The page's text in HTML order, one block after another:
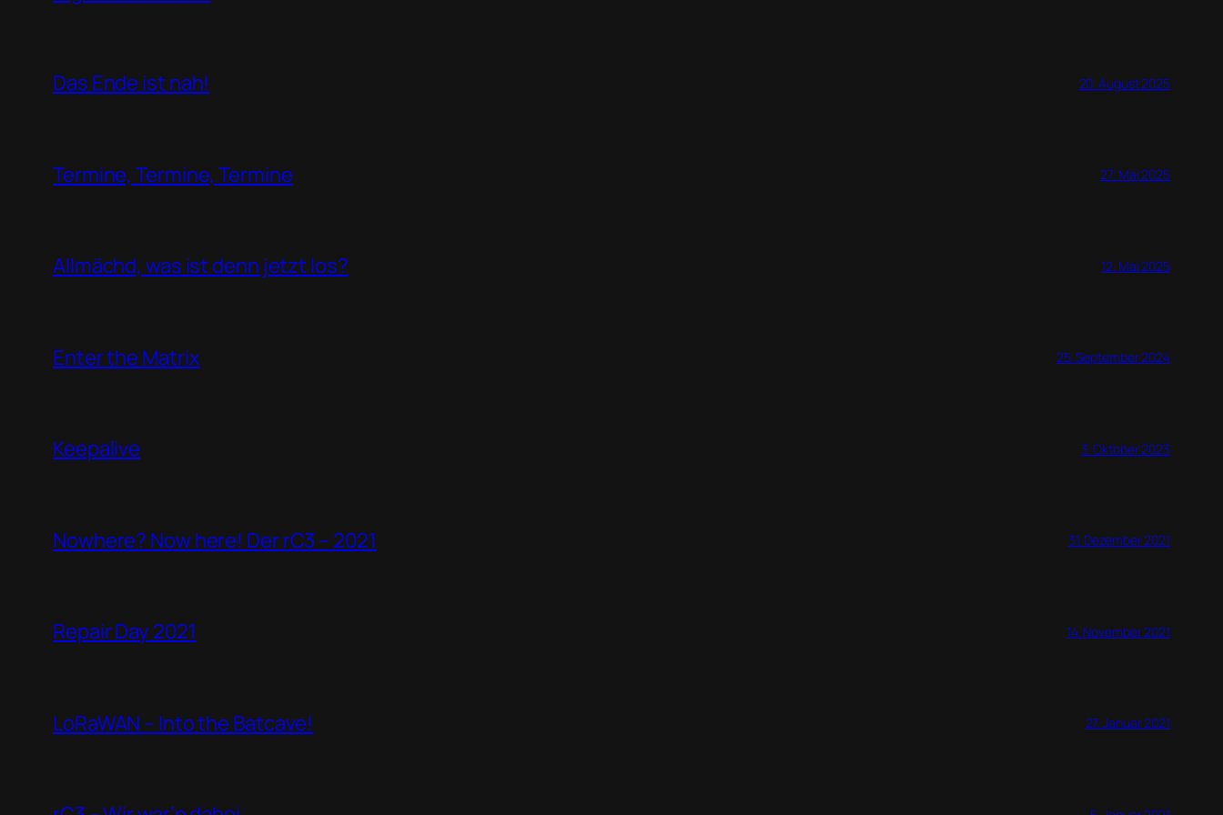
Das Ende ist nah! 20. August 2025
Termine, Termine, Termine 27. Mai 2025
Allmächd, was ist denn jetzt los? 12. Mai 2025
Enter the Matrix 25. September 2024
Keepalive 3. Oktober 2023
Nowhere? Now here! Der rC3 – 2021 31. Dezember 2021
Repair Day 2021 14. November 2021
LoRaWAN – Into the Batcave! 27. Januar 2021